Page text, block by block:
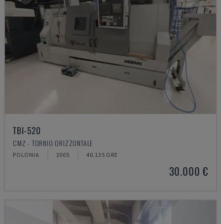
TBI-520
CMZ - TORNIO ORIZZONTALE
POLONIA 2005 40.135 ORE
30.000 €